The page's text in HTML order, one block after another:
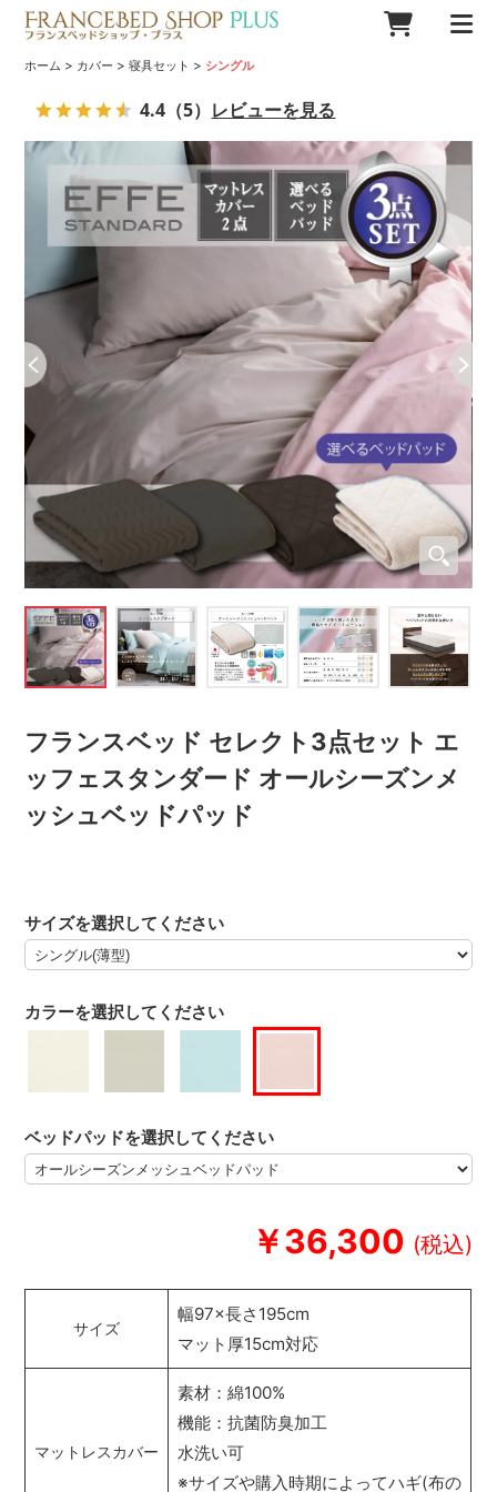
ホーム > カバー >寝具セット > シングル
フランスベッド セレクト3点セット エ
ッフェスタンダード オールシーズンメ
ッシュベッドパッド
￥36,300
カラーを選択してください
サイズを選択してください
ベッドパッドを選択してください
サイズ
幅97×長さ195cm
マット厚15cm対応
マットレスカバー
素材：綿100%
機能：抗菌防臭加工
水洗い可
※サイズや購入時期によってハギ(布の
4.4 （5） レビューを見る